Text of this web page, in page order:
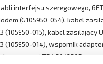
interfejsu szeregowego, 6FT
(G105950-054), kabel
(105950-015), kabel zasilający
(105950-014), wspornik
montaż ZD420/620D w tym